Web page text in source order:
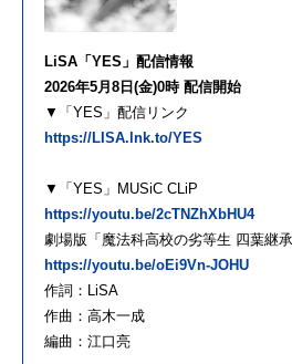
LiSA「YES」配信情報
2026年5月8日(金)0時 配信開始
▼「YES」配信リンク
https://LISA.lnk.to/YES
▼「YES」MUSiC CLiP
https://youtu.be/2cTNZhXbHU4
劇場版「魔法科高校の劣等生 四葉継
https://youtu.be/oEi9Vn-JOHU
作詞：LiSA
作曲：高木一成
編曲：江口亮